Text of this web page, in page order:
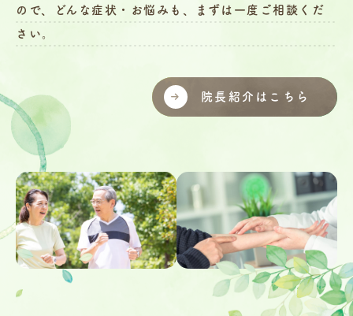
ので、どんな症状・お悩みも、まずは一度ご相談くだ
さい。
院長紹介はこちら